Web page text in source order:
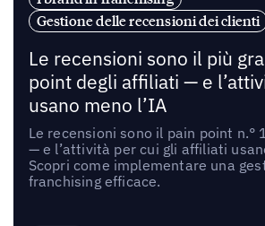
Gestione delle recensioni dei clienti
Le recensioni sono il più
point degli affiliati — e
usano meno l’IA
Le recensioni sono il pain point n.°
— e l’attività per cui gli affiliati
Scopri come implementare una
franchising efficace.